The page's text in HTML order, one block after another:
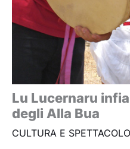
Lu Lucernaru
degli Alla Bua
CULTURA E SPETTACOLO